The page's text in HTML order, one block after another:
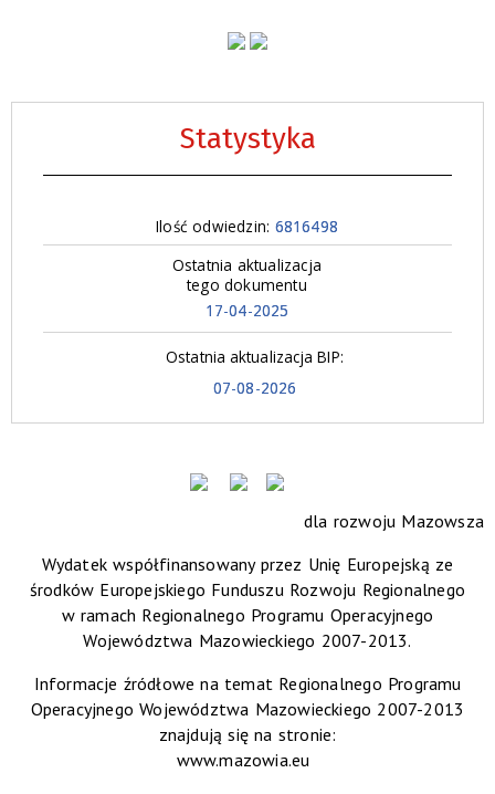
Statystyka
Ilość odwiedzin: 6816498
Ostatnia aktualizacja
tego dokumentu
17-04-2025
Ostatnia aktualizacja BIP:
07-08-2026
dla rozwoju Mazowsza
Wydatek współfinansowany przez Unię Europejską ze
środków Europejskiego Funduszu Rozwoju Regionalnego
w ramach Regionalnego Programu Operacyjnego
Województwa Mazowieckiego 2007-2013.
Informacje źródłowe na temat Regionalnego Programu
Operacyjnego Województwa Mazowieckiego 2007-2013
znajdują się na stronie:
www.mazowia.eu